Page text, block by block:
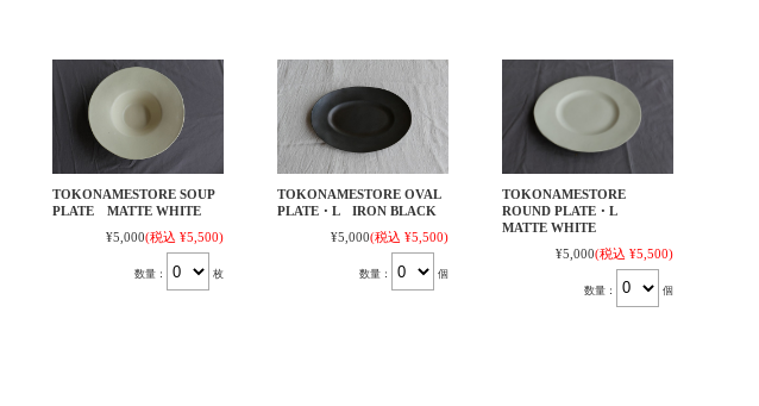
TOKONAMESTORE SOUP
PLATE MATTE WHITE
¥5,000(税込 ¥5,500)
数量： 枚
TOKONAMESTORE OVAL
PLATE・L IRON BLACK
¥5,000(税込 ¥5,500)
数量： 個
TOKONAMESTORE
ROUND PLATE・L
MATTE WHITE
¥5,000(税込 ¥5,500)
数量： 個